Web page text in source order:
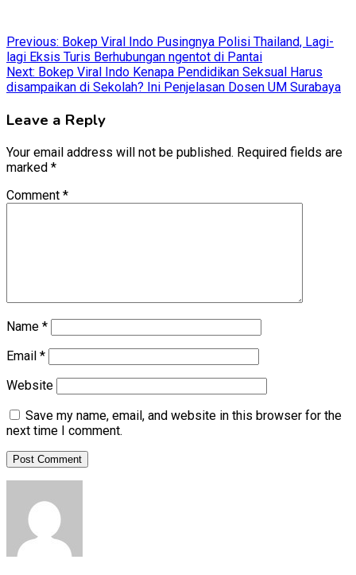
Post
navigation
Previous: Bokep Viral Indo Pusingnya Polisi Thailand, Lagi-
lagi Eksis Turis Berhubungan ngentot di Pantai
Next: Bokep Viral Indo Kenapa Pendidikan Seksual Harus
disampaikan di Sekolah? Ini Penjelasan Dosen UM Surabaya
Leave a Reply
Your email address will not be published. Required fields are
marked *
Comment *
Name *
Email *
Website
Save my name, email, and website in this browser for the
next time I comment.